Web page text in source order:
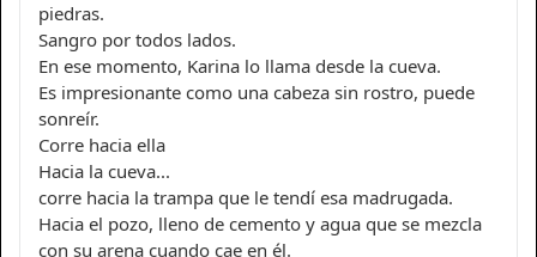
piedras.
Sangro por todos lados.
En ese momento, Karina lo llama desde la cueva.
Es impresionante como una cabeza sin rostro, puede
sonreír.
Corre hacia ella
Hacia la cueva...
corre hacia la trampa que le tendí esa madrugada.
Hacia el pozo, lleno de cemento y agua que se mezcla
con su arena cuando cae en él.